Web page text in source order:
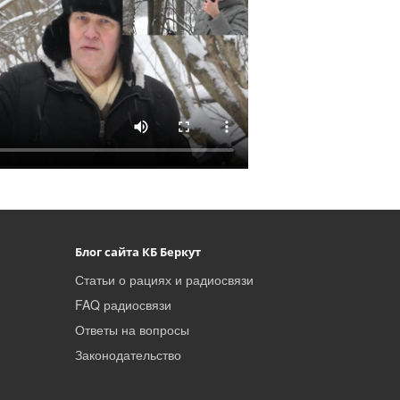
Блог сайта КБ Беркут
Статьи о рациях и радиосвязи
FAQ радиосвязи
Ответы на вопросы
Законодательство